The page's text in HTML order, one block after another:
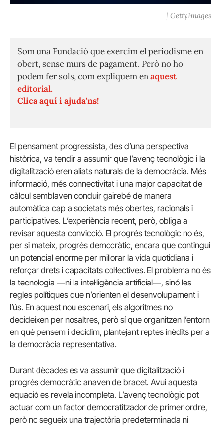
| GettyImages
Som una Fundació que exercim el periodisme en
obert, sense murs de pagament. Però no ho
podem fer sols, com expliquem enaquest
editorial.
Clica aquí i ajuda'ns!
El pensament progressista, des d’una perspectiva
històrica, va tendir a assumir que l’avenç tecnològic i la
digitalització eren aliats naturals de la democràcia. Més
informació, més connectivitat i una major capacitat de
càlcul semblaven conduir gairebé de manera
automàtica cap a societats més obertes, racionals i
participatives. L’experiència recent, però, obliga a
revisar aquesta convicció. El progrés tecnològic no és,
per si mateix, progrés democràtic, encara que contingui
un potencial enorme per millorar la vida quotidiana i
reforçar drets i capacitats col·lectives. El problema no és
la tecnologia —ni la intel·ligència artificial—, sinó les
regles polítiques que n’orienten el desenvolupament i
l’ús. En aquest nou escenari, els algoritmes no
decideixen per nosaltres, però sí que organitzen l’entorn
en què pensem i decidim, plantejant reptes inèdits per a
la democràcia representativa.
Durant dècades es va assumir que digitalització i
progrés democràtic anaven de bracet. Avui aquesta
equació es revela incompleta. L’avenç tecnològic pot
actuar com un factor democratitzador de primer ordre,
però no segueix una trajectòria predeterminada ni